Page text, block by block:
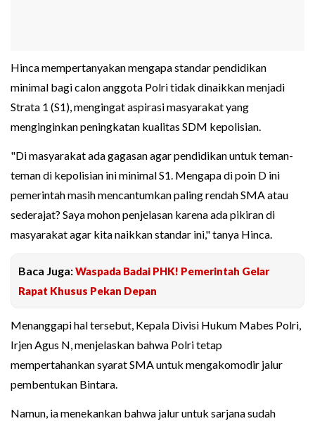
Hinca mempertanyakan mengapa standar pendidikan
minimal bagi calon anggota Polri tidak dinaikkan menjadi
Strata 1 (S1), mengingat aspirasi masyarakat yang
menginginkan peningkatan kualitas SDM kepolisian.
"Di masyarakat ada gagasan agar pendidikan untuk teman-
teman di kepolisian ini minimal S1. Mengapa di poin D ini
pemerintah masih mencantumkan paling rendah SMA atau
sederajat? Saya mohon penjelasan karena ada pikiran di
masyarakat agar kita naikkan standar ini," tanya Hinca.
Baca Juga:Waspada Badai PHK! Pemerintah Gelar
Rapat Khusus Pekan Depan
Menanggapi hal tersebut, Kepala Divisi Hukum Mabes Polri,
Irjen Agus N, menjelaskan bahwa Polri tetap
mempertahankan syarat SMA untuk mengakomodir jalur
pembentukan Bintara.
Namun, ia menekankan bahwa jalur untuk sarjana sudah